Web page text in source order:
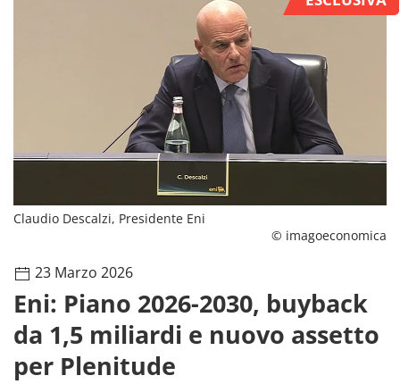
Claudio Descalzi, Presidente Eni
© imagoeconomica
23 Marzo 2026
Eni: Piano 2026-2030, buyback
da 1,5 miliardi e nuovo assetto
per Plenitude